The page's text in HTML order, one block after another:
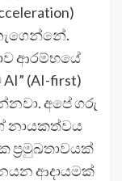
ආරම්භයේ
(AI-first)
අපේ ගරු
නායකත්වය
ප්‍රමුඛතාවයක්
ආදායමක්